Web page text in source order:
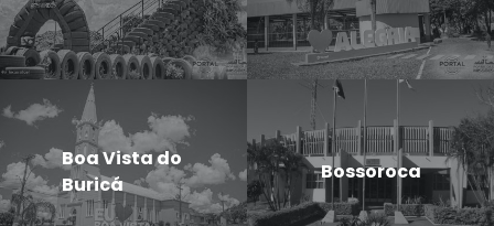
Boa Vista do
Buricá
Bossoroca